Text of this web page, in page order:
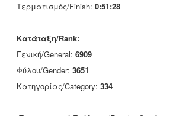
Τερματισμός/Finish: 0:51:28
Κατάταξη/Rank:
Γενική/General: 6909
Φύλου/Gender: 3651
Κατηγορίας/Category: 334